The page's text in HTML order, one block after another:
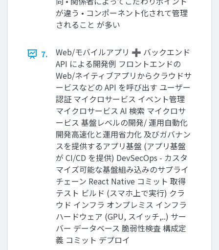
が違う • コンポーネント化されて管理
されること が多い
7.
Web/モバイルアプリ ➕ バックエンド
API による開発例 フロントエンドの
Web/ネイティブアプリからクラウドサ
ービスなどの API を呼び出す ユーザー
認証 マイクロサービス イベント管理
マイクロサービス AI 検索 マイクロサ
ービス 基盤レベルの開発/ 運⽤⾃動化
開発⾼速化と運⽤省⼒化 及びガバナン
スを提供するアプリ基盤 (アプリ基盤
が CI/CD を提供) DevSecOps - カスタ
マイズ可能な基盤組み込みのサプライ
チェーン React Native コミット 取得
テスト ビルド (スマホ上で実⾏) クラ
ウド インフラ オンプレミス インフラ
ハードウェア (GPU, スイッチ,..) サー
バー データベース 脆弱性検査 構成定
義 コミット デプロイ